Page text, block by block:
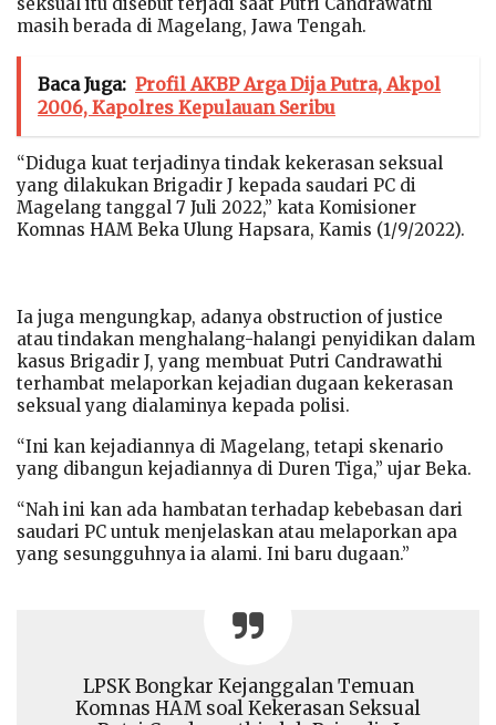
masih berada di Magelang, Jawa Tengah.
Baca Juga: Profil AKBP Arga Dija Putra, Akpol
2006, Kapolres Kepulauan Seribu
“Diduga kuat terjadinya tindak kekerasan seksual
yang dilakukan Brigadir J kepada saudari PC di
Magelang tanggal 7 Juli 2022,” kata Komisioner
Komnas HAM Beka Ulung Hapsara, Kamis (1/9/2022).
Ia juga mengungkap, adanya obstruction of justice
atau tindakan menghalang-halangi penyidikan dalam
kasus Brigadir J, yang membuat Putri Candrawathi
terhambat melaporkan kejadian dugaan kekerasan
seksual yang dialaminya kepada polisi.
“Ini kan kejadiannya di Magelang, tetapi skenario
yang dibangun kejadiannya di Duren Tiga,” ujar Beka.
“Nah ini kan ada hambatan terhadap kebebasan dari
saudari PC untuk menjelaskan atau melaporkan apa
yang sesungguhnya ia alami. Ini baru dugaan.”
LPSK Bongkar Kejanggalan Temuan
Komnas HAM soal Kekerasan Seksual